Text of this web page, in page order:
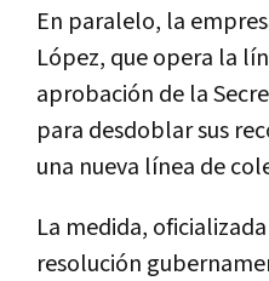
En paralelo, la
López, que opera la
aprobación de la
para desdoblar sus
una nueva línea de
La medida,
resolución